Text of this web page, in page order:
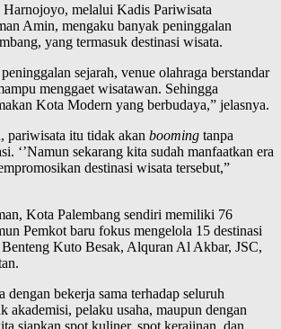
melalui Kadis Pariwisata
Amin, mengaku banyak peninggalan
yang termasuk destinasi wisata.
sejarah, venue olahraga berstandar
menggaet wisatawan. Sehingga
Kota Modern yang berbudaya,” jelasnya.
pariwisata itu tidak akan booming tanpa
‘’Namun sekarang kita sudah manfaatkan era
destinasi wisata tersebut,”
Kota Palembang sendiri memiliki 76
Pemkot baru fokus mengelola 15 destinasi
Kuto Besak, Alquran Al Akbar, JSC,
dengan bekerja sama terhadap seluruh
akademisi, pelaku usaha, maupun dengan
siapkan spot kuliner, spot kerajinan, dan